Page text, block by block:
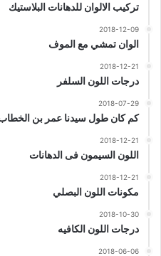
تركيب الالوان للدهانات البلاستيك
2018-12-09
الوان تمشي مع الموف
2018-12-21
درجات اللون السلفر
2018-07-29
كم كان طول سيدنا عمر بن
2018-12-21
اللون السيمون فى الدهانات
2018-12-21
مكونات اللون البصلي
2018-10-30
درجات اللون الكافيه
2018-06-06